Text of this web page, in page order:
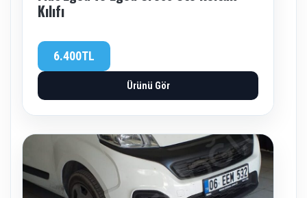
Kılıfı
6.400TL
Ürünü Gör